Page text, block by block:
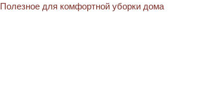
Полезное для комфортной уборки дома